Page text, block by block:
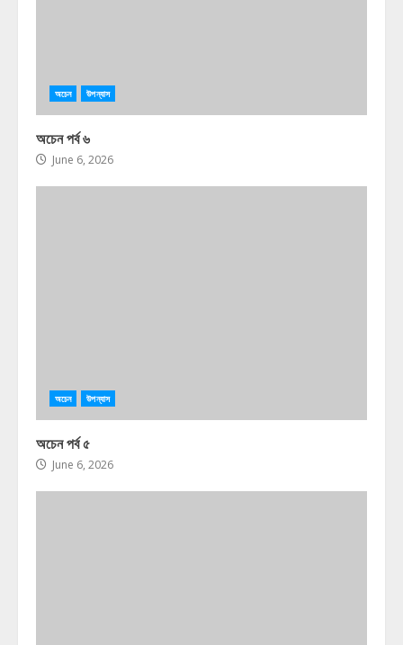
অচেন উপন্যাস
অচেন পর্ব ৬
June 6, 2026
অচেন উপন্যাস
অচেন পর্ব ৫
June 6, 2026